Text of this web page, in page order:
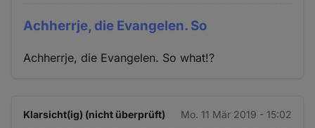
Achherrje, die Evangelen. So
Achherrje, die Evangelen. So what!?
Klarsicht(ig) (nicht überprüft) Mo. 11 Mär 2019 - 15:02